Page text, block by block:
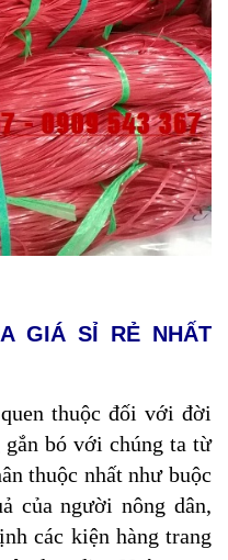
GIÁ SỈ RẺ NHẤT
thuộc đối với đời
gắn bó với chúng ta từ
thuộc nhất như buộc
của người nông dân,
các kiện hàng trang